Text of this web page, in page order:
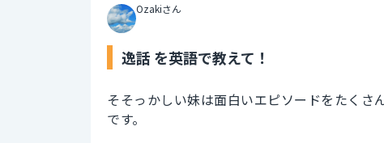
Ozakiさん
逸話 を英語で教えて！
そそっかしい妹は面白いエピソードをたくさ
です。